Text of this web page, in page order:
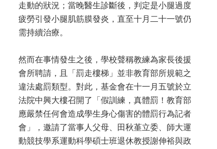
走動的狀況；當晚醫生診斷後，判定是小腿過度
疲勞引發小腿肌筋膜發炎，直至十月二十一號仍
需持續治療。
然而在事情發生之後，學校聲稱教練為家長後援
會所聘請，且「罰走樓梯」並非教育部所規範之
違法處罰類型。對此，基金會在十一月五號於立
法院中興大樓召開了「假訓練，真體罰！教育部
應嚴禁任何會造成學生身心傷害的體罰行為記者
會」，邀請了當事人父母、田秋堇立委、師大運
動競技學系運動科學碩士班退休教授謝伸裕與政